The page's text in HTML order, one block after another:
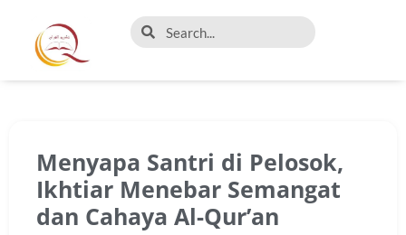
Menyapa Santri di Pelosok,
Ikhtiar Menebar Semangat
dan Cahaya Al-Qur’an